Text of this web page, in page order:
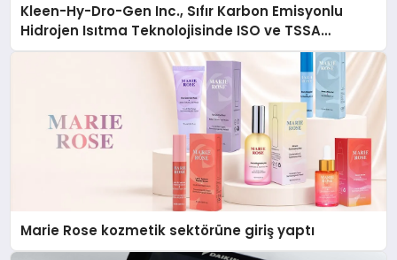
Kleen-Hy-Dro-Gen Inc., Sıfır Karbon Emisyonlu
Hidrojen Isıtma Teknolojisinde ISO ve TSSA
Düzenleyici Onaylarını Aldı
Marie Rose kozmetik sektörüne giriş yaptı